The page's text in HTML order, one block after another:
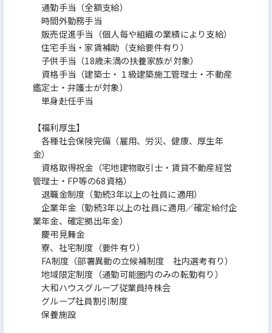
通勤手当（全額支給）
時間外勤務手当
販売促進手当（個人毎や組織の業績により支給）
住宅手当・家賃補助（支給要件有り）
子供手当（18歳未満の扶養家族が対象）
資格手当（建築士・１級建築施工管理士・不動産
鑑定士・弁護士が対象）
単身赴任手当
【福利厚生】
各種社会保険完備（雇用、労災、健康、厚生年
金）
資格取得祝金（宅地建物取引士・賃貸不動産経営
管理士・FP等の68資格）
退職金制度（勤続3年以上の社員に適用）
企業年金（勤続3年以上の社員に適用／確定給付企
業年金、確定拠出年金）
慶弔見舞金
寮、社宅制度（要件有り）
FA制度（部署異動の立候補制度 社内選考有り）
地域限定制度（通勤可能圏内のみの転勤有り）
大和ハウスグループ従業員持株会
グループ社員割引制度
保養施設